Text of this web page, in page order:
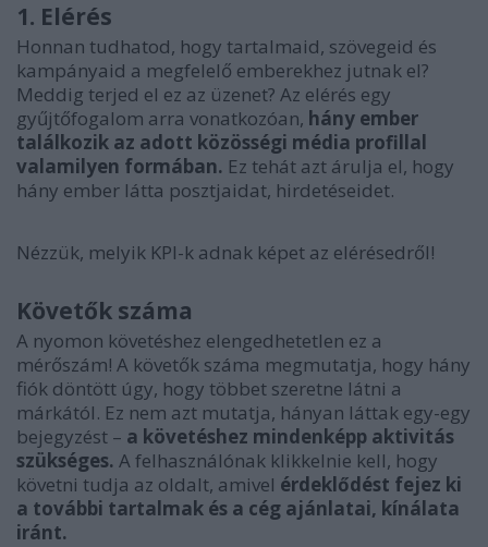
1. Elérés
Honnan tudhatod, hogy tartalmaid, szövegeid és
kampányaid a megfelelő emberekhez jutnak el?
Meddig terjed el ez az üzenet? Az elérés egy
gyűjtőfogalom arra vonatkozóan, hány ember
találkozik az adott közösségi média profillal
valamilyen formában. Ez tehát azt árulja el, hogy
hány ember látta posztjaidat, hirdetéseidet.
Nézzük, melyik KPI-k adnak képet az elérésedről!
Követők száma
A nyomon követéshez elengedhetetlen ez a
mérőszám! A követők száma megmutatja, hogy hány
fiók döntött úgy, hogy többet szeretne látni a
márkától. Ez nem azt mutatja, hányan láttak egy-egy
bejegyzést – a követéshez mindenképp aktivitás
szükséges. A felhasználónak klikkelnie kell, hogy
követni tudja az oldalt, amivel érdeklődést fejez ki
a további tartalmak és a cég ajánlatai, kínálata
iránt.